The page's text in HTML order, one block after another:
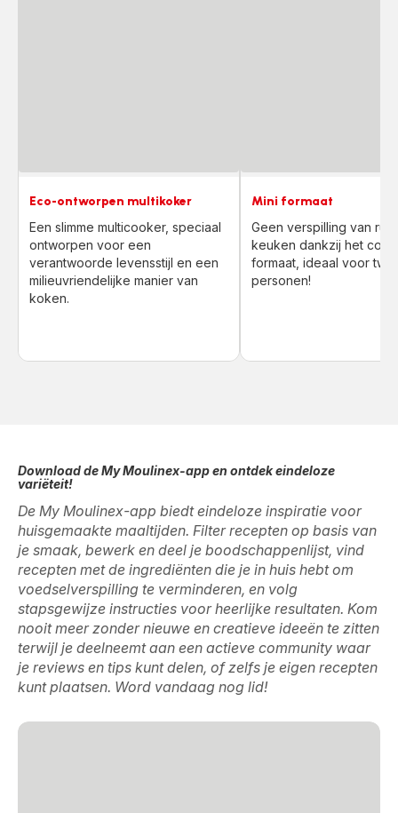
Eco-ontworpen multikoker
Een slimme multicooker, speciaal
ontworpen voor een
verantwoorde levensstijl en een
milieuvriendelijke manier van
koken.
Mini formaat
Geen verspilling van
keuken dankzij het
formaat, ideaal voor
personen!
Download de My Moulinex-app en ontdek eindeloze
variëteit!
De My Moulinex-app biedt eindeloze inspiratie voor
huisgemaakte maaltijden. Filter recepten op basis van
je smaak, bewerk en deel je boodschappenlijst, vind
recepten met de ingrediënten die je in huis hebt om
voedselverspilling te verminderen, en volg
stapsgewijze instructies voor heerlijke resultaten. Kom
nooit meer zonder nieuwe en creatieve ideeën te zitten
terwijl je deelneemt aan een actieve community waar
je reviews en tips kunt delen, of zelfs je eigen recepten
kunt plaatsen. Word vandaag nog lid!